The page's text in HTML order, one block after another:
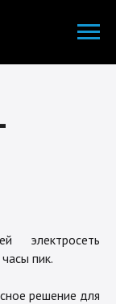
электросеть
пик.
решение для